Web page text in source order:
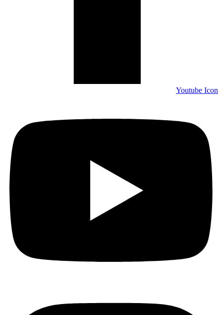
Youtube Icon